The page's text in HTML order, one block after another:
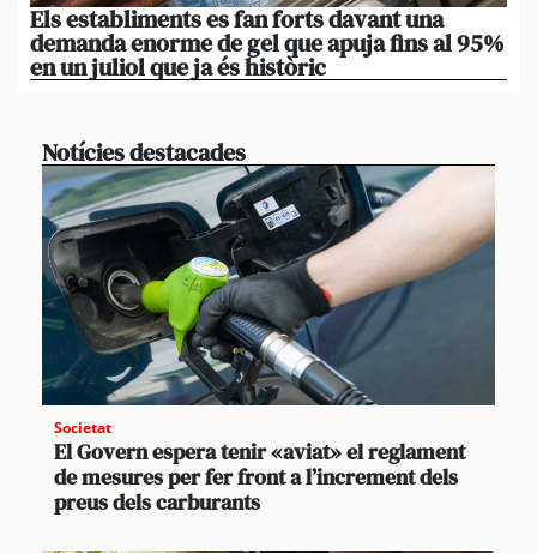
Els establiments es fan forts davant una
demanda enorme de gel que apuja fins al 95%
en un juliol que ja és històric
Notícies destacades
Societat
El Govern espera tenir «aviat» el reglament
de mesures per fer front a l’increment dels
preus dels carburants